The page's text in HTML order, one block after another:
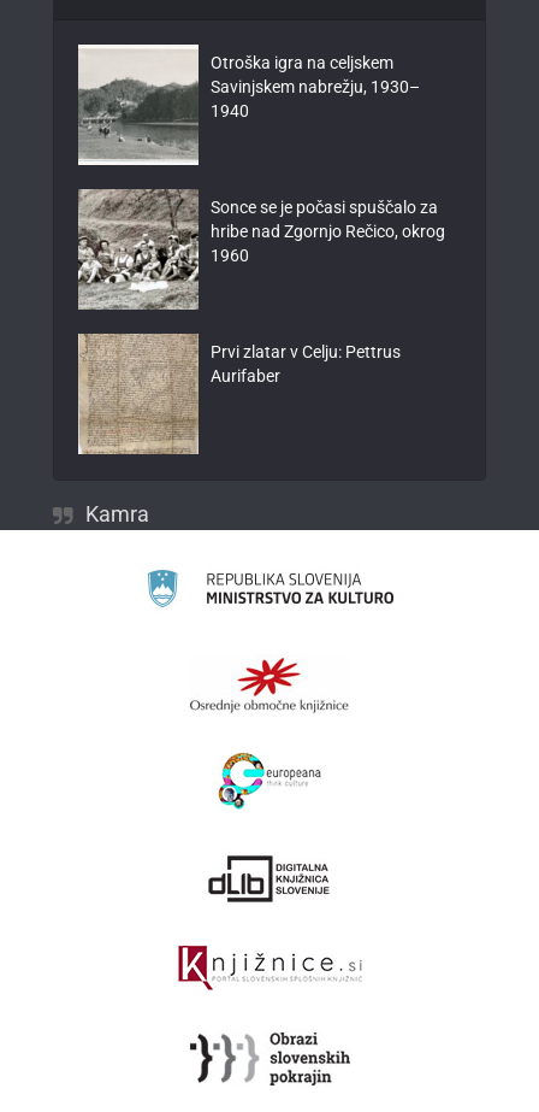
Otroška igra na celjskem
Savinjskem nabrežju, 1930–
1940
Sonce se je počasi spuščalo za
hribe nad Zgornjo Rečico, okrog
1960
Prvi zlatar v Celju: Pettrus
Aurifaber
Kamra